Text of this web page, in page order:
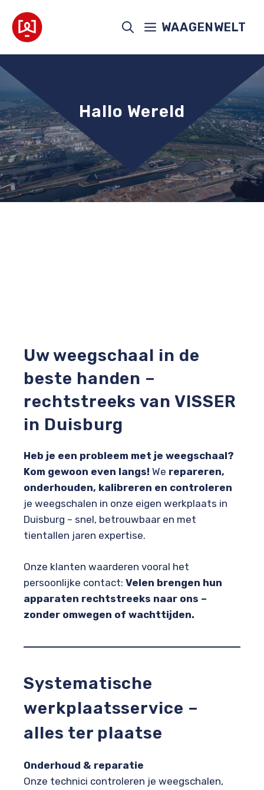
naar
inhoud
WAAGENWELT
Hallo Wereld
Uw weegschaal in de
beste handen –
rechtstreeks van VISSER
in Duisburg
Heb je een probleem met je weegschaal?
Kom gewoon even langs! We repareren,
onderhouden, kalibreren en controleren
je weegschalen in onze eigen werkplaats in
Duisburg – snel, betrouwbaar en met
tientallen jaren expertise.
Onze klanten waarderen vooral het
persoonlijke contact: Velen brengen hun
apparaten rechtstreeks naar ons –
zonder omwegen of wachttijden.
Systematische
werkplaatsservice –
alles ter plaatse
Onderhoud & reparatie
Onze technici controleren je weegschalen,